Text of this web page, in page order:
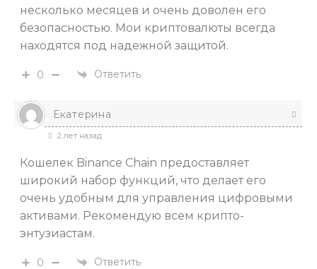
несколько месяцев и очень доволен его
безопасностью. Мои криптовалюты всегда
находятся под надежной защитой.
0 Ответить
Екатерина
2 лет назад
Кошелек Binance Chain предоставляет
широкий набор функций, что делает его
очень удобным для управления цифровыми
активами. Рекомендую всем крипто-
энтузиастам.
0 Ответить